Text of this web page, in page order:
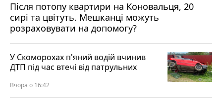
Після потопу квартири на Коновальця, 20
сирі та цвітуть. Мешканці можуть
розраховувати на допомогу?
У Скоморохах п'яний водій вчинив
ДТП під час втечі від патрульних
Вчора о 16:42